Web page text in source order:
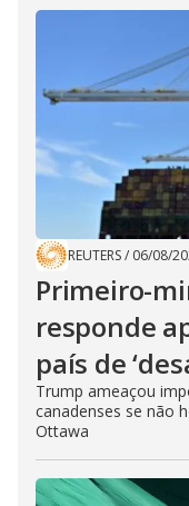
REUTERS/ 06/08/
Primeiro-
responde
país de
Trump ameaçou
canadenses se não
Ottawa